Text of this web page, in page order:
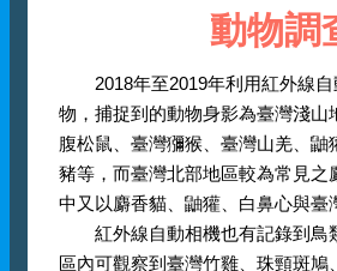
動物調
2018年至2019年利用紅外線自
物，捕捉到的動物身影為臺灣淺山
腹松鼠、臺灣獼猴、臺灣山羌、鼬
豬等，而臺灣北部地區較為常見之
中又以麝香貓、鼬獾、白鼻心與臺
紅外線自動相機也有記錄到鳥
區內可觀察到臺灣竹雞、珠頸斑鳩